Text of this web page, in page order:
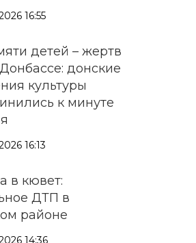
16:55
детей – жертв
донские
культуры
к минуте
16:13
в кювет:
ДТП в
районе
14:36